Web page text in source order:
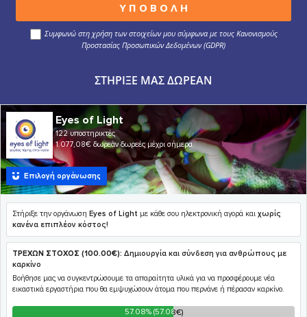
Συμφωνώ στη χρήση των στοιχείων μου σύμφωνα με τους Κανονισμούς
Προστασίας Προσωπικών Δεδομένων (GDPR)
ΣΤΉΡΙΞΕ ΜΑΣ ΔΩΡΕΆΝ